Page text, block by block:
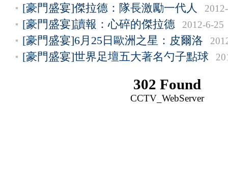
[豪門盛宴]傑拉德：隊長激勵一代人
[豪門盛宴]讀報：心碎的傑拉德 2012-6-25
[豪門盛宴]6月25日歐洲之星：皮爾洛
[豪門盛宴]世界足壇五大著名勺子點球
302 Found
CCTV_WebServer